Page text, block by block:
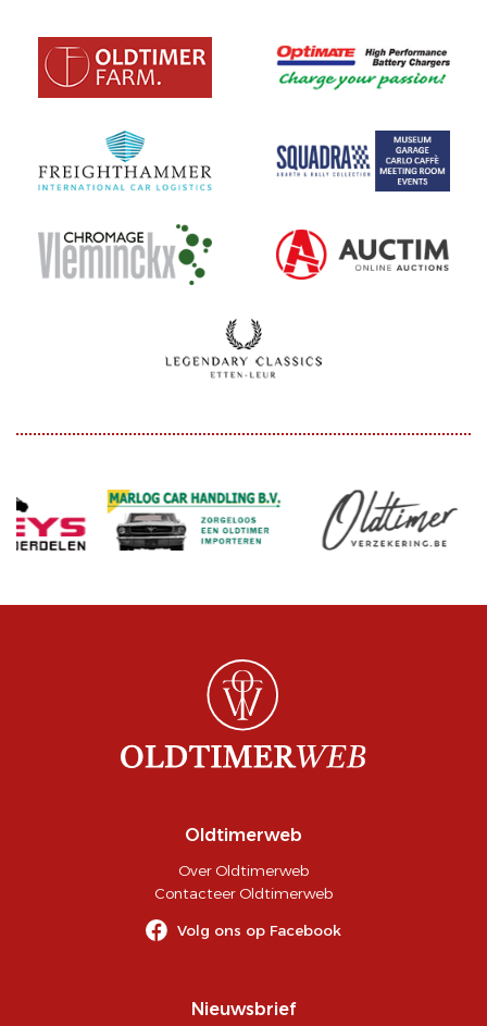
Oldtimerweb
Over Oldtimerweb
Contacteer Oldtimerweb
Volg ons op Facebook
Nieuwsbrief